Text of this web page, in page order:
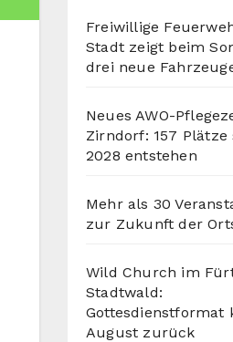
Freiwillige
Stadt zeigt beim
drei neue
Neues AWO-
Zirndorf: 157 Plätze
2028 entstehen
Mehr als 30
zur Zukunft der
Wild Church im
Stadtwald:
Gottesdienstformat
August zurück